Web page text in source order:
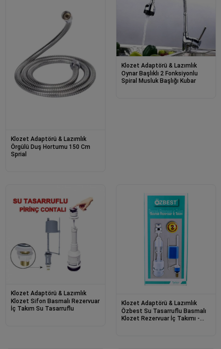
Klozet Adaptörü & Lazımlık
Örgülü Duş Hortumu 150 Cm
Sprial
Klozet Adaptörü & Lazımlık
Oynar Başlıklı 2 Fonksiyonlu
Spiral Musluk Başlığı Kubar
Klozet Adaptörü & Lazımlık
Klozet Sifon Basmalı Rezervuar
İç Takım Su Tasarruflu
Klozet Adaptörü & Lazımlık
Özbest Su Tasarruflu Basmalı
Klozet Rezervuar İç Takımı -